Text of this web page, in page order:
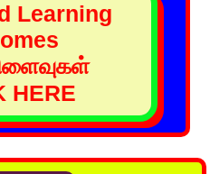
Learning
HERE